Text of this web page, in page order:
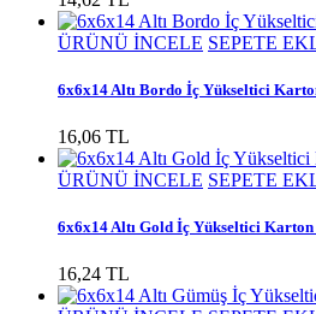
ÜRÜNÜ İNCELE SEPETE
6x6x14 Altı Bordo İç Yükseltici
16,06 TL
ÜRÜNÜ İNCELE SEPETE
6x6x14 Altı Gold İç Yükseltici Karton
16,24 TL